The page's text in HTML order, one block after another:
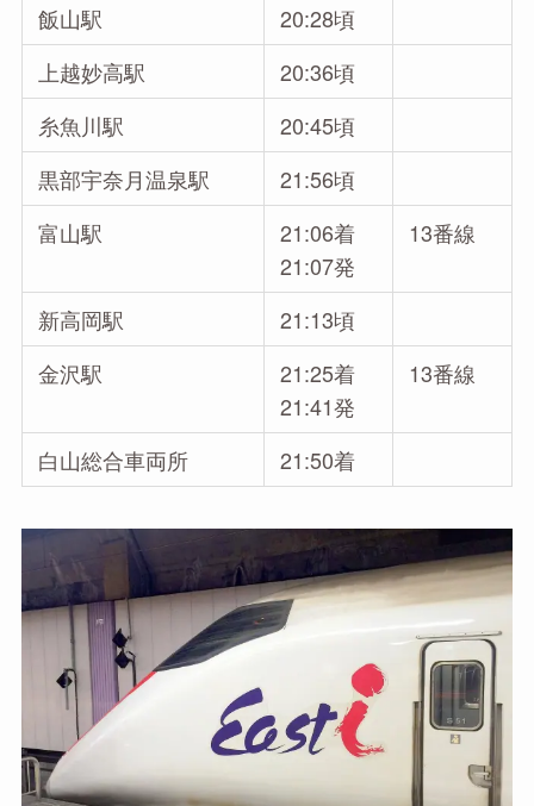
飯山駅
20:28頃
上越妙高駅
20:36頃
糸魚川駅
20:45頃
黒部宇奈月温泉駅
21:56頃
富山駅
21:06着
21:07発
13番線
新高岡駅
21:13頃
金沢駅
21:25着
21:41発
13番線
白山総合車両所 21:50着